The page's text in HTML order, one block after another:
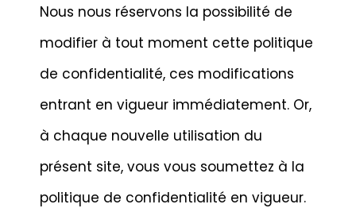
Nous nous réservons la possibilité de
modifier à tout moment cette politique
de confidentialité, ces modifications
entrant en vigueur immédiatement. Or,
à chaque nouvelle utilisation du
présent site, vous vous soumettez à la
politique de confidentialité en vigueur.